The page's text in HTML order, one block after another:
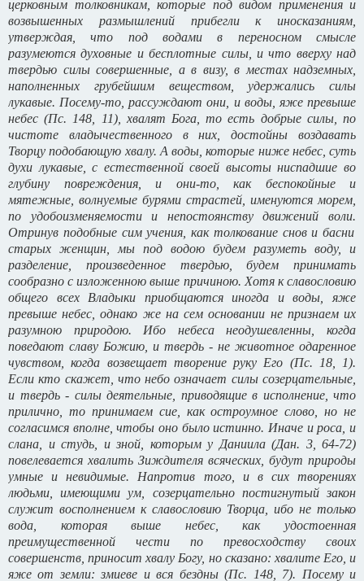
церковным толковникам, которые под видом применения и
возвышенных размышлений прибегли к иносказаниям,
утверждая, что под водами в переносном смысле
разумеются духовные и бесплотные силы, и что вверху над
твердью силы совершенные, а в визу, в местах надземных,
наполненных грубейшим веществом, удержались силы
лукавые. Посему-то, рассуждают они, и воды, яже превыше
небес (Пс. 148, 11), хвалят Бога, то есть добрые силы, по
чистоте владычественного в них, достойны воздавать
Творцу подобающую хвалу. А воды, которые ниже небес, суть
духи лукавые, с естественной своей высоты ниспадшие во
глубину повреждения, и они-то, как беспокойные и
мятежные, волнуемые бурями страстей, именуются морем,
по удобоизменяемости и непостоянству движений воли.
Отринув подобные сим учения, как толкование снов и басни
старых женщин, мы под водою будем разуметь воду, и
разделение, произведенное твердью, будем принимать
сообразно с изложенною выше причиною. Хотя к славословию
общего всех Владыки приобщаются иногда и воды, яже
превыше небес, однако же на сем основании не признаем их
разумною природою. Ибо небеса неодушевленны, когда
поведают славу Божию, и твердь - не животное одаренное
чувством, когда возвещает творение руку Его (Пс. 18, 1).
Если кто скажет, что небо означает силы созерцательные,
и твердь - силы деятельные, приводящие в исполнение, что
прилично, то принимаем cиe, как остроумное слово, но не
согласимся вполне, чтобы оно было истинно. Иначе и роса, и
слана, и студь, и зной, которым у Даниила (Дан. 3, 64-72)
повелевается хвалить Зиждителя всяческих, будут природы
умные и невидимые. Напротив того, и в сих творениях
людьми, имеющими ум, созерцательно постигнутый закон
служит восполнением к славословию Творца, ибо не только
вода, которая выше небес, как удостоенная
преимущественной чести по превосходству своих
совершенств, приносит хвалу Богу, но сказано: хвалите Его, и
яже от земли: змиеве и вся бездны (Пс. 148, 7). Посему и